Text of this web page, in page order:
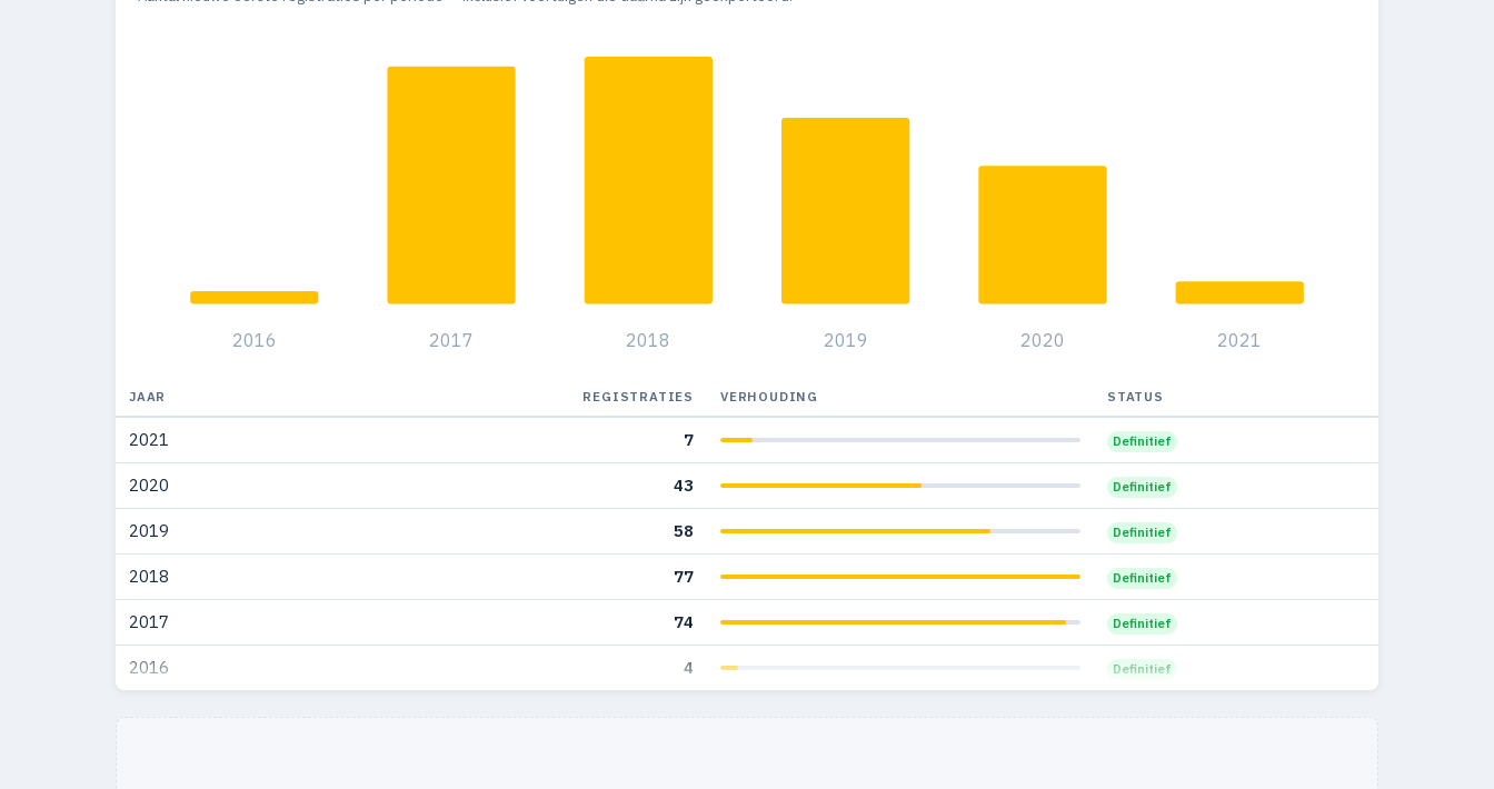
5
2016 2017 2018 2019 2020 2021
JAAR REGISTRATIES VERHOUDING STATUS
2021 7 Definitief
2020 43 Definitief
2019 58 Definitief
2018 77 Definitief
2017 74 Definitief
2016 4 Definitief